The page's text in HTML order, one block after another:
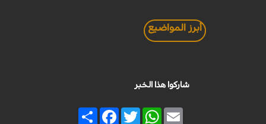
أبرز المواضيع
شاركوا هذا الخبر
Share
FacebookTwitter
WhatsAppEmail